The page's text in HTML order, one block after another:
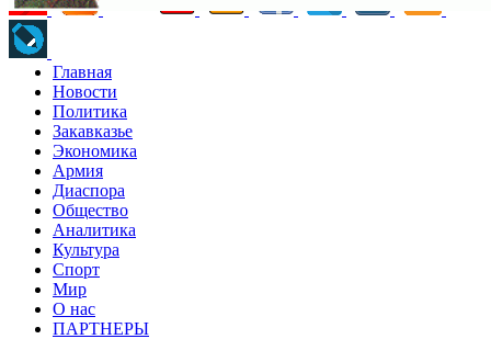
Главная
Новости
Политика
Закавказье
Экономика
Армия
Диаспора
Общество
Аналитика
Культура
Спорт
Мир
О нас
ПАРТНЕРЫ